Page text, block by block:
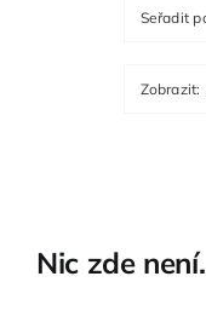
Seřadit
Zobrazit:
Nic zde není.